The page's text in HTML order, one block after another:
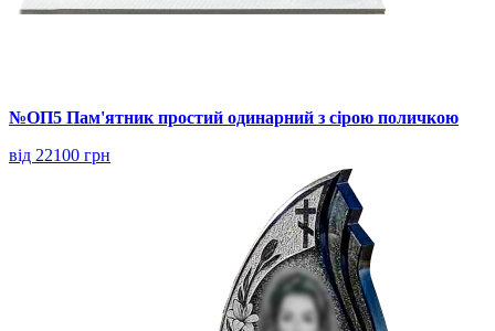
№ОП5 Пам'ятник простий одинарний з сірою поличкою
від 22100 грн